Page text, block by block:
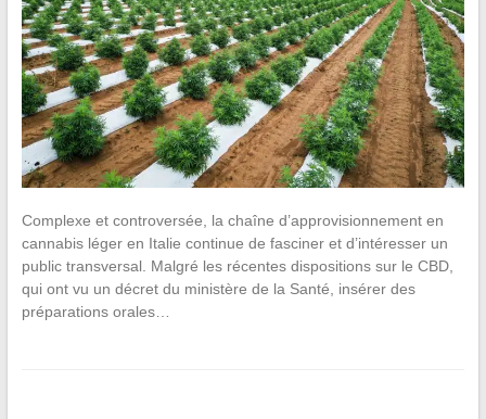
Complexe et controversée, la chaîne d’approvisionnement en
cannabis léger en Italie continue de fasciner et d’intéresser un
public transversal. Malgré les récentes dispositions sur le CBD,
qui ont vu un décret du ministère de la Santé, insérer des
préparations orales…